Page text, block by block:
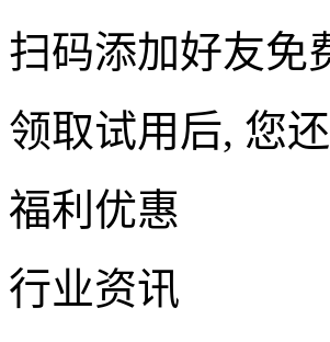
扫码添加好友免
领取试用后, 您
福利优惠
行业资讯